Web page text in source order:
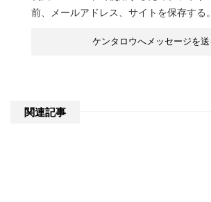
前、メールアドレス、サイトを保存する。
関連記事